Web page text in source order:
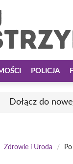
POLICJA
Dołącz do
Zdrowie i Uroda /